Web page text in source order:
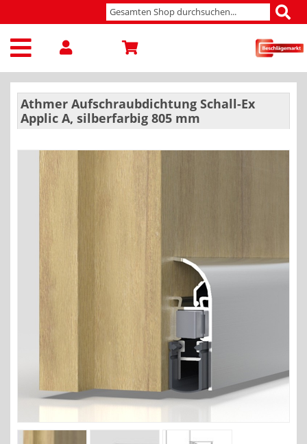
Athmer Aufschraubdichtung Schall-Ex
Applic A, silberfarbig 805 mm